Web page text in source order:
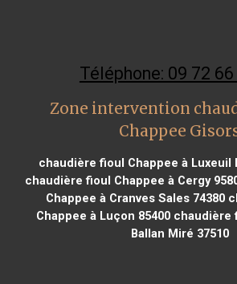
Téléphone: 09 72
Zone intervention
Chappee
chaudière fioul Chappee à Luxeuil
chaudière fioul Chappee à Cergy
Chappee à Cranves Sales 74380
Chappee à Luçon 85400 chaudière
Ballan Miré 37510